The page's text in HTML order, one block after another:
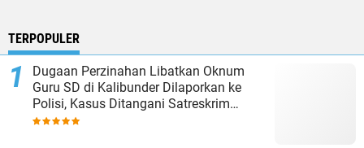
TERPOPULER
Dugaan Perzinahan Libatkan Oknum
Guru SD di Kalibunder Dilaporkan ke
Polisi, Kasus Ditangani Satreskrim
Polres Sukabumi